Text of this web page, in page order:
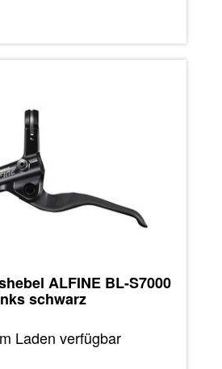
ALFINE BL-S7000
schwarz
Laden verfügbar